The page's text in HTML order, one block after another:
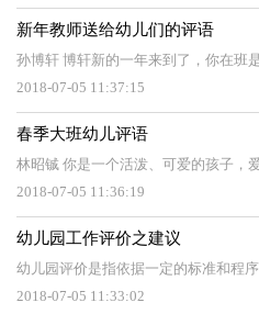
新年教师送给幼儿们的评语
孙博轩 博轩新的一年来到了，你在班
2018-07-05 11:37:15
春季大班幼儿评语
林昭铖 你是一个活泼、可爱的孩子，
2018-07-05 11:36:19
幼儿园工作评价之建议
幼儿园评价是指依据一定的标准和程
2018-07-05 11:33:02